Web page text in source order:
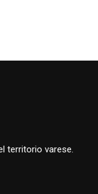
territorio varese.